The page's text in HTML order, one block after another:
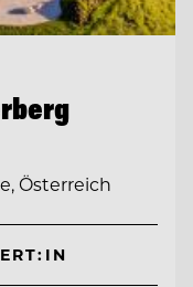
Österreich